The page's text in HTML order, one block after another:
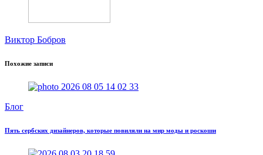
Виктор Бобров
Похожие записи
Блог
Пять сербских дизайнеров, которые повиляли на мир моды и роскоши